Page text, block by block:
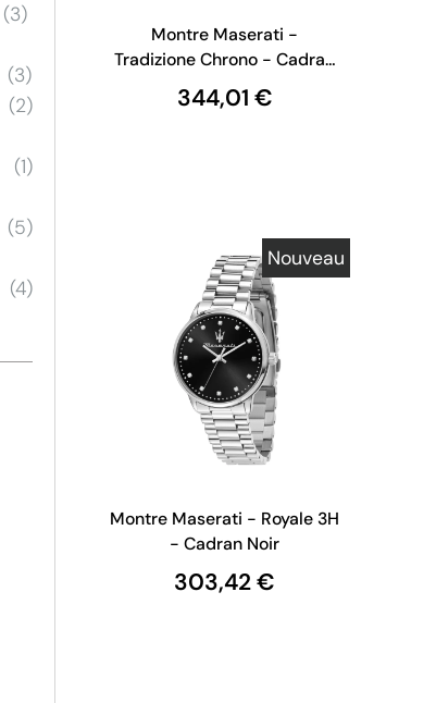
Montre Maserati -
Tradizione Chrono - Cadran
Noir
344,01 €
Nouveau
Montre Maserati - Royale 3H
- Cadran Noir
303,42 €